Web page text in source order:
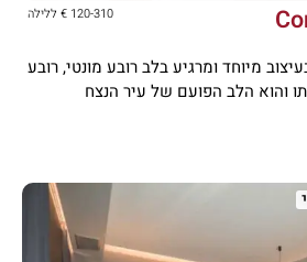
120-310 € ללילה
מיוחד ומרגיע בלב רובע מונטי, רובע
והוא הלב הפועם של עיר הנצח